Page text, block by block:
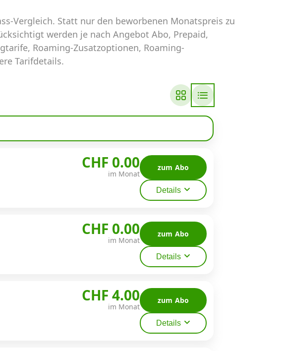
Vergleich. Statt nur den beworbenen Monatspreis zu
werden je nach Angebot Abo, Prepaid,
Roaming-Zusatzoptionen, Roaming-
Tarifdetails.
CHF 0.00
im Monat
zum Abo
Details
CHF 0.00
im Monat
zum Abo
Details
CHF 4.00
im Monat
zum Abo
Details